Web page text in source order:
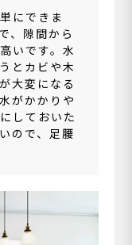
にできま
、隙間から
いです。水
とカビや木
大変になる
がかかりや
しておいた
ので、足腰